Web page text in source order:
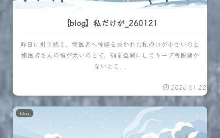
【blog】私だけが_260121
昨日に引き続き、歯医者へ神経を抜かれた私の口が小さいのと
歯医者さんの指が太いのとで、顎を全開にしてキープ普段開か
ないとこ...
2026.01.22
blog